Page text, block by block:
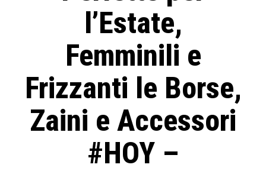
l’Estate,
Femminili e
Frizzanti le Borse,
Zaini e Accessori
#HOY –